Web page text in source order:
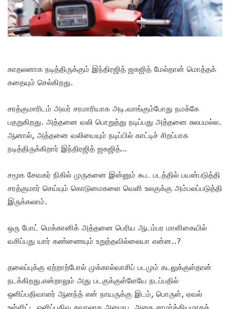
காதலனாக நடித்திருக்கும் இந்திரஜித் ஜகஜித் மேல்தான் மொத்தக்
கதையும் செல்கிறது.
சரத்குமாரிடம் அவர் சரமாரியாக அடி.வாங்கும்போது நமக்கே
பதறுகிறது. அத்தனை வலி பொறுத்து நடிப்பது அத்தனை சுலபமல்ல.
ஆனால், அத்தனை வலியையும் நடிப்பில் காட்டிச் சிறப்பாக
நடித்திருக்கிறார் இந்திரஜித் ஜகஜித்…
சமூக சேவகர் நிகில் முருகனை இன்னும் கூட படத்தில் பயன்படுத்தி
சரத்குமார் செய்யும் கொடுமைகளை வெளி உலகுக்கு அம்பலப்படுத்தி
இருக்கலாம்.
ஒரு போட் மெக்கானிக் அத்தனை பெரிய ஆடம்பர மாளிகையில்
வசிப்பது யார் கண்ணையும் உறுத்தவில்லையா என்ன..?
தலைப்புக்கு ஏற்றாற்போல் முக்கால்வாசிப் படமும் கடலுக்குள்தான்
நடக்கிறது.என்றாலும் அது படகுக்குள்ளேயே நடப்பதில்
ஒளிப்பதிவாளர் ஆனந்த் என் நாயருக்கு இடம், பொருள், ஏவல்
உள்ளிட்ட ஒளிப்பதிவு சவாலாக அமைய, அதை சாமர்த்தியமாகக்